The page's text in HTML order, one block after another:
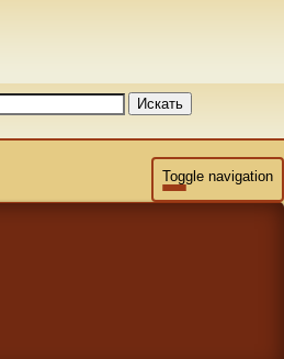
Искать
Toggle navigation